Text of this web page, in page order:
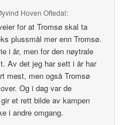
Hoven Oftedal:
for at Tromsø skal ta
plussmål mer enn Tromsø.
i år, men for den nøytrale
Av det jeg har sett i år har
mest, men også Tromsø
Og i dag var de
et rett bilde av kampen
i andre omgang.